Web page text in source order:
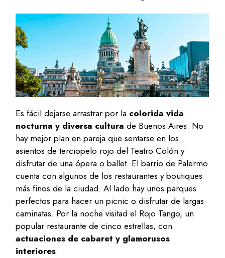
Es fácil dejarse arrastrar por la colorida vida
nocturna y diversa cultura de Buenos Aires. No
hay mejor plan en pareja que sentarse en los
asientos de terciopelo rojo del Teatro Colón y
disfrutar de una ópera o ballet. El barrio de Palermo
cuenta con algunos de los restaurantes y boutiques
más finos de la ciudad. Al lado hay unos parques
perfectos para hacer un picnic o disfrutar de largas
caminatas. Por la noche visitad el Rojo Tango, un
popular restaurante de cinco estrellas, con
actuaciones de cabaret y glamorusos
interiores.